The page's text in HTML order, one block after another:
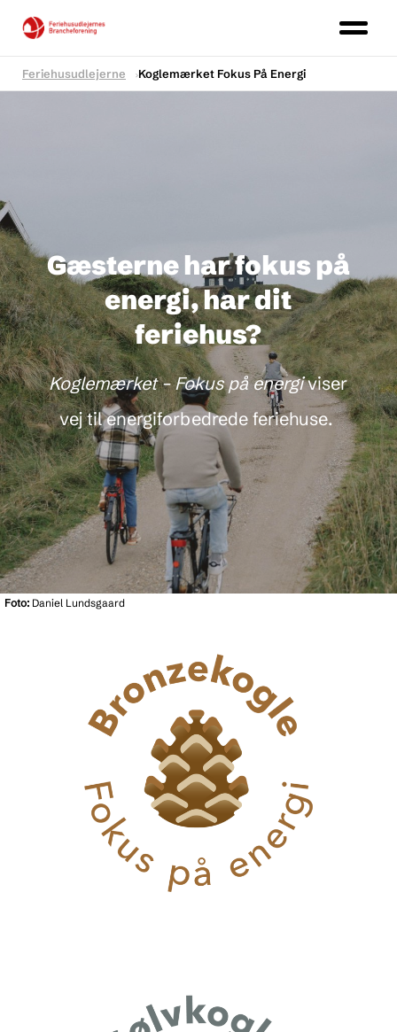
Feriehusudlejerne Koglemærket Fokus På Energi
Gæsterne har fokus på
energi, har dit
feriehus?
Koglemærket – Fokus på energiviser
vej til energiforbedrede feriehuse.
Foto: Daniel Lundsgaard